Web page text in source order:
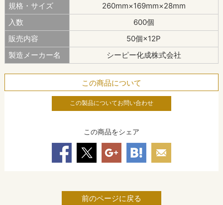
規格・サイズ
260mm×169mm×28mm
入数
600個
販売内容
50個×12P
製造メーカー名
シーピー化成株式会社
この商品について
この製品についてお問い合わせ
この商品をシェア
前のページに戻る